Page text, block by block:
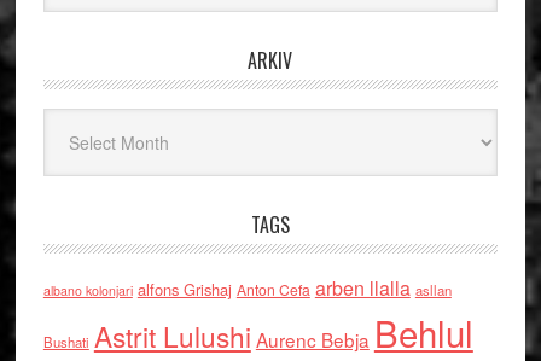
ARKIV
TAGS
albano kolonjari alfons Grishaj Anton Cefa arben llalla asllan
Bushati Astrit Lulushi Aurenc Bebja Behlul